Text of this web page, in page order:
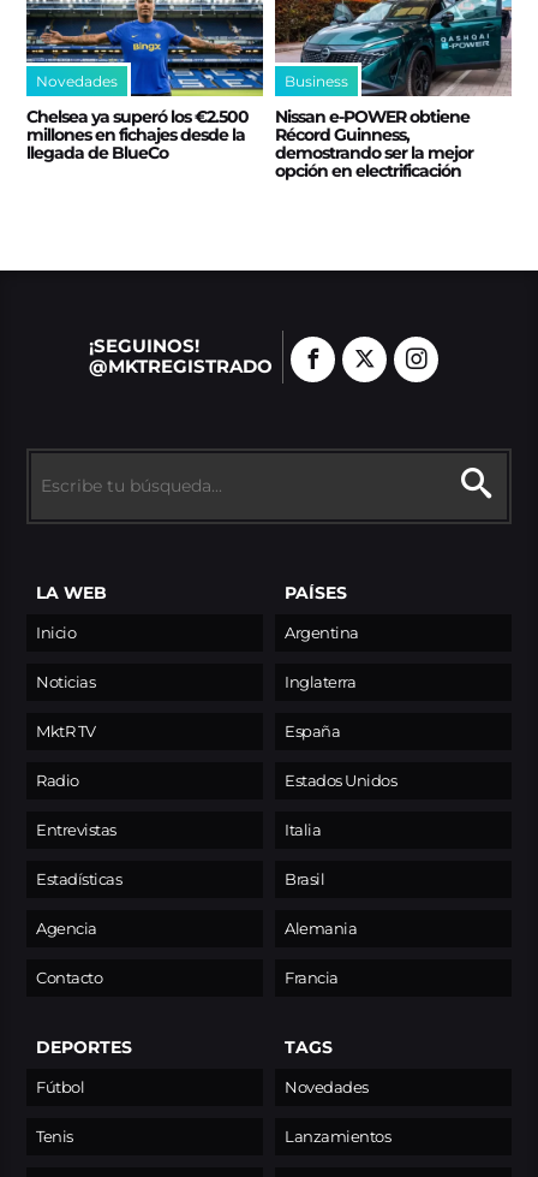
Novedades
Chelsea ya superó los €2.500
millones en fichajes desde la
llegada de BlueCo
Business
Nissan e‑POWER obtiene
Récord Guinness,
demostrando ser la mejor
opción en electrificación
¡SEGUINOS!
@MKTREGISTRADO
LA WEB
Inicio
Noticias
MktR TV
Radio
Entrevistas
Estadísticas
Agencia
Contacto
PAÍSES
Argentina
Inglaterra
España
Estados Unidos
Italia
Brasil
Alemania
Francia
DEPORTES
Fútbol
Tenis
TAGS
Novedades
Lanzamientos